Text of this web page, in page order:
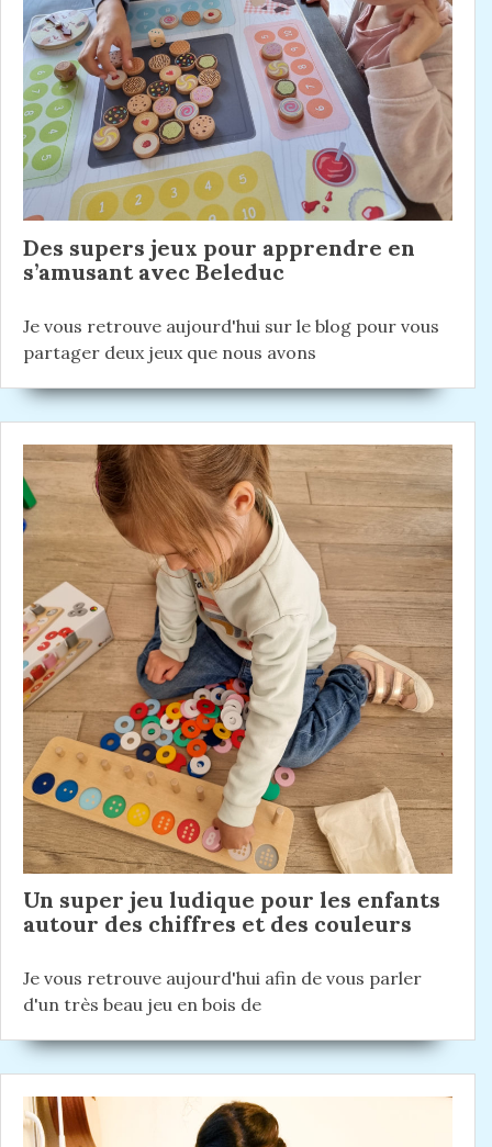
n
d
e
l
a
r
t
c
l
e
e
n
t
:
t
Des supers jeux pour apprendre en
s’amusant avec Beleduc
Je vous retrouve aujourd'hui sur le blog pour vous
partager deux jeux que nous avons
Un super jeu ludique pour les enfants
autour des chiffres et des couleurs
Je vous retrouve aujourd'hui afin de vous parler
d'un très beau jeu en bois de